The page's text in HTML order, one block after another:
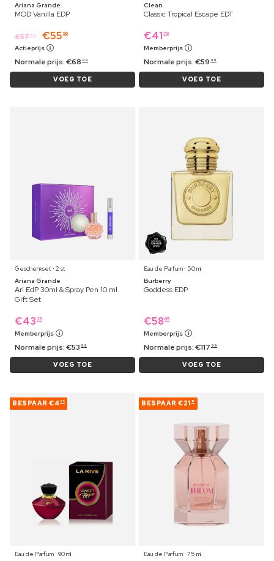
Ariana Grande
MOD Vanilla EDP
€57 69 €55 96
Actieprijs
Normale prijs:€68 99
VOEG TOE
Clean
Classic Tropical Escape EDT
€41 79
Memberprijs
Normale prijs:€59 99
VOEG TOE
Geschenkset ⋅ 2 st
Ariana Grande
Ari EdP 30ml & Spray Pen 10 ml
Gift Set
€43 29
Memberprijs
Normale prijs:€53 99
VOEG TOE
Eau de Parfum ⋅ 50 ml
Burberry
Goddess EDP
€58 69
Memberprijs
Normale prijs:€117 99
VOEG TOE
BESPAAR €4 35
Eau de Parfum ⋅ 90 ml
BESPAAR €21 12
Eau de Parfum ⋅ 75 ml